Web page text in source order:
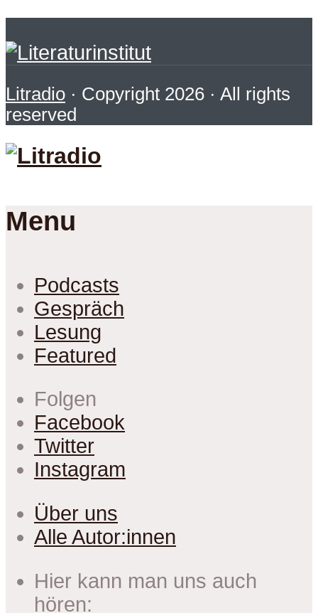
Litradio · Copyright 2026 · All rights
reserved
Menu
Podcasts
Gespräch
Lesung
Featured
Folgen
Facebook
Twitter
Instagram
Über uns
Alle Autor:innen
Hier kann man uns auch
hören: